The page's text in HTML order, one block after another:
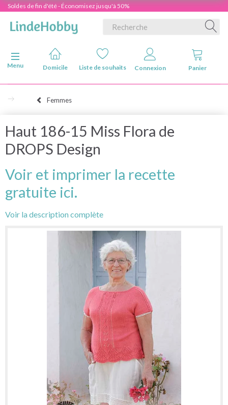
Soldes de fin d'été - Économisez jusqu'à 50%
Basculer la navigation
Menu
Domicile Liste de souhaits Connexion Panier
Femmes
Haut 186-15 Miss Flora de
DROPS Design
Voir et imprimer la recette
gratuite ici.
Voir la description complète